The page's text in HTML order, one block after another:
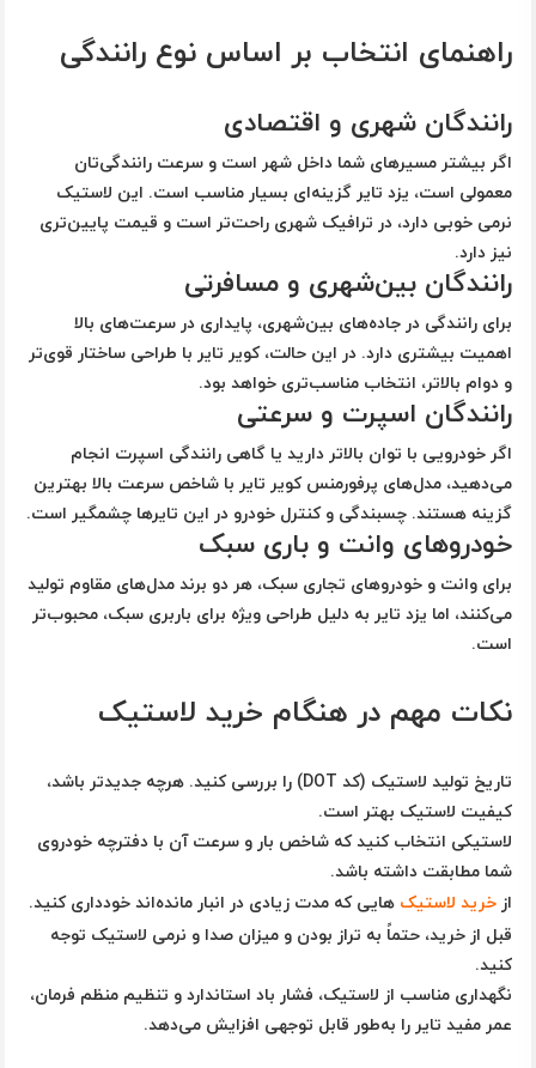
راهنمای انتخاب بر اساس نوع رانندگی
رانندگان شهری و اقتصادی
اگر بیشتر مسیرهای شما داخل شهر است و سرعت رانندگی‌تان
معمولی است، یزد تایر گزینه‌ای بسیار مناسب است. این لاستیک
نرمی خوبی دارد، در ترافیک شهری راحت‌تر است و قیمت پایین‌تری
نیز دارد.
رانندگان بین‌شهری و مسافرتی
برای رانندگی در جاده‌های بین‌شهری، پایداری در سرعت‌های بالا
اهمیت بیشتری دارد. در این حالت،کویر تایر با طراحی ساختار قوی‌تر
و دوام بالاتر، انتخاب مناسب‌تری خواهد بود.
رانندگان اسپرت و سرعتی
اگر خودرویی با توان بالاتر دارید یا گاهی رانندگی اسپرت انجام
می‌دهید، مدل‌های پرفورمنس کویر تایر با شاخص سرعت بالا بهترین
گزینه هستند. چسبندگی و کنترل خودرو در این تایرها چشمگیر است.
خودروهای وانت و باری سبک
برای وانت و خودروهای تجاری سبک، هر دو برند مدل‌های مقاوم تولید
می‌کنند، اما یزد تایر به دلیل طراحی ویژه برای باربری سبک، محبوب‌تر
است.
نکات مهم در هنگام خرید لاستیک
تاریخ تولید لاستیک
(کد DOT) را بررسی کنید. هرچه جدیدتر باشد،
کیفیت لاستیک بهتر است.
لاستیکی انتخاب کنید که شاخص بار و سرعت آن با دفترچه خودروی
شما مطابقت داشته باشد.
از خرید لاستیک‌ هایی که مدت زیادی در انبار مانده‌اند خودداری کنید.
قبل از خرید، حتماً به تراز بودن و میزان صدا و نرمی لاستیک توجه
کنید.
نگهداری مناسب از لاستیک، فشار باد استاندارد و تنظیم منظم فرمان،
عمر مفید تایر را به‌طور قابل توجهی افزایش می‌دهد.